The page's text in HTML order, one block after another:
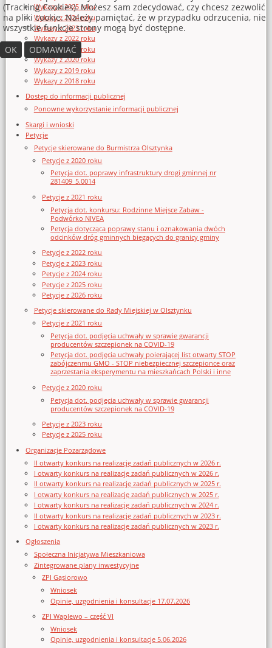
Wykazy z 2025 roku
Wykazy z 2024 roku
Wykazy z 2023 roku
Wykazy z 2022 roku
Wykazy z 2021 roku
Wykazy z 2020 roku
Wykazy z 2019 roku
Wykazy z 2018 roku
Dostęp do informacji publicznej
Ponowne wykorzystanie informacji publicznej
Skargi i wnioski
Petycje
Petycje skierowane do Burmistrza Olsztynka
Petycje z 2020 roku
Petycja dot. poprawy infrastruktury drogi gminnej nr
281409_5.0014
Petycje z 2021 roku
Petycja dot. konkursu: Rodzinne Miejsce Zabaw -
Podwórko NIVEA
Petycja dotycząca poprawy stanu i oznakowania dwóch
odcinków dróg gminnych biegących do granicy gminy
Petycje z 2022 roku
Petycje z 2023 roku
Petycje z 2024 roku
Petycje z 2025 roku
Petycje z 2026 roku
Petycje skierowane do Rady Miejskiej w Olsztynku
Petycje z 2021 roku
Petycja dot. podjęcia uchwały w sprawie gwarancji
producentów szczepionek na COVID-19
Petycja dot. podjęcia uchwały poierającej list otwarty STOP
zabójczenmu GMO - STOP niebezpiecznej szczepionce oraz
zaprzestania eksperymentu na mieszkańcach Polski i inne
Petycje z 2020 roku
Petycja dot. podjęcia uchwały w sprawie gwarancji
producentów szczepionek na COVID-19
Petycje z 2023 roku
Petycje z 2025 roku
Organizacje Pozarządowe
II otwarty konkurs na realizację zadań publicznych w 2026 r.
I otwarty konkurs na realizację zadań publicznych w 2026 r.
II otwarty konkurs na realizację zadań publicznych w 2025 r.
I otwarty konkurs na realizację zadań publicznych w 2025 r.
I otwarty konkurs na realizację zadań publicznych w 2024 r.
II otwarty konkurs na realizację zadań publicznych w 2023 r.
I otwarty konkurs na realizację zadań publicznych w 2023 r.
Ogłoszenia
Społeczna Inicjatywa Mieszkaniowa
Zintegrowane plany inwestycyjne
ZPI Gąsiorowo
Wniosek
Opinie, uzgodnienia i konsultacje 17.07.2026
ZPI Waplewo – część VI
Wniosek
Opinie, uzgodnienia i konsultacje 5.06.2026
(Tracking Cookies). Możesz sam zdecydować, czy chcesz zezwolić
na pliki cookie. Należy pamiętać, że w przypadku odrzucenia, nie
wszystkie funkcje strony mogą być dostępne.
OK
ODMAWIAĆ